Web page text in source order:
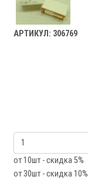
АРТИКУЛ: 306769
от 10шт - скидка 5%
от 30шт - скидка 10%